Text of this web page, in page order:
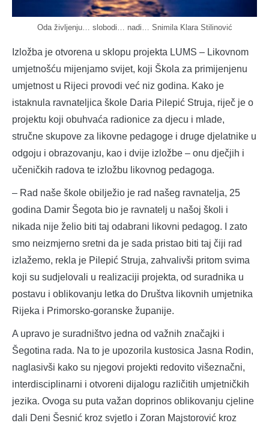
Oda življenju… slobodi… nadi… Snimila Klara Stilinović
Izložba je otvorena u sklopu projekta LUMS – Likovnom
umjetnošću mijenjamo svijet, koji Škola za primijenjenu
umjetnost u Rijeci provodi već niz godina. Kako je
istaknula ravnateljica škole Daria Pilepić Struja, riječ je o
projektu koji obuhvaća radionice za djecu i mlade,
stručne skupove za likovne pedagoge i druge djelatnike u
odgoju i obrazovanju, kao i dvije izložbe – onu dječjih i
učeničkih radova te izložbu likovnog pedagoga.
– Rad naše škole obilježio je rad našeg ravnatelja, 25
godina Damir Šegota bio je ravnatelj u našoj školi i
nikada nije želio biti taj odabrani likovni pedagog. I zato
smo neizmjerno sretni da je sada pristao biti taj čiji rad
izlažemo, rekla je Pilepić Struja, zahvalivši pritom svima
koji su sudjelovali u realizaciji projekta, od suradnika u
postavu i oblikovanju letka do Društva likovnih umjetnika
Rijeka i Primorsko-goranske županije.
A upravo je suradništvo jedna od važnih značajki i
Šegotina rada. Na to je upozorila kustosica Jasna Rodin,
naglasivši kako su njegovi projekti redovito višeznačni,
interdisciplinarni i otvoreni dijalogu različitih umjetničkih
jezika. Ovoga su puta važan doprinos oblikovanju cjeline
dali Deni Šesnić kroz svjetlo i Zoran Majstorović kroz